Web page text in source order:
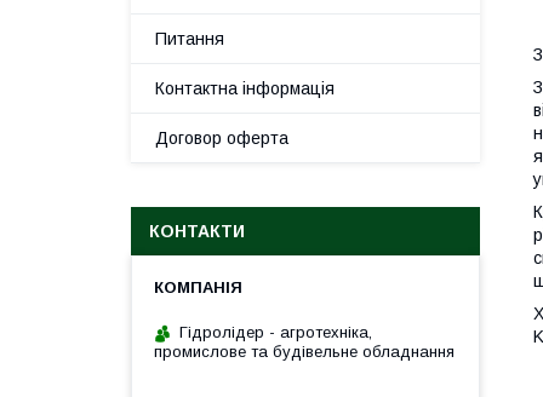
Питання
Контактна інформація
Договор оферта
КОНТАКТИ
Гідролідер - агротехніка,
промислове та будівельне обладнання